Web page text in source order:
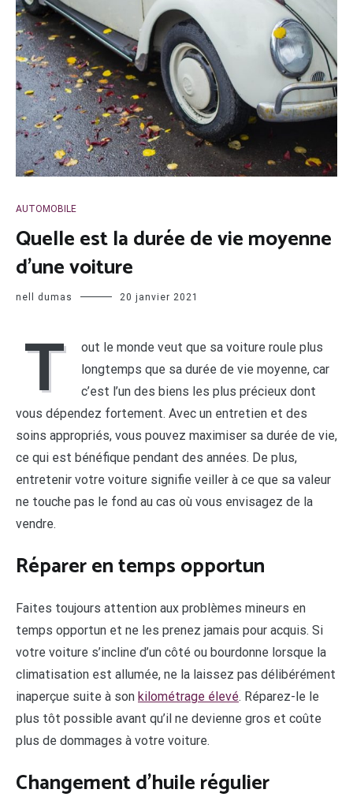
AUTOMOBILE
Quelle est la durée de vie moyenne
d’une voiture
nell dumas 20 janvier 2021
T
out le monde veut que sa voiture roule plus
longtemps que sa durée de vie moyenne, car
c’est l’un des biens les plus précieux dont
vous dépendez fortement. Avec un entretien et des
soins appropriés, vous pouvez maximiser sa durée de vie,
ce qui est bénéfique pendant des années. De plus,
entretenir votre voiture signifie veiller à ce que sa valeur
ne touche pas le fond au cas où vous envisagez de la
vendre.
Réparer en temps opportun
Faites toujours attention aux problèmes mineurs en
temps opportun et ne les prenez jamais pour acquis. Si
votre voiture s’incline d’un côté ou bourdonne lorsque la
climatisation est allumée, ne la laissez pas délibérément
inaperçue suite à son kilométrage élevé. Réparez-le le
plus tôt possible avant qu’il ne devienne gros et coûte
plus de dommages à votre voiture.
Changement d’huile régulier